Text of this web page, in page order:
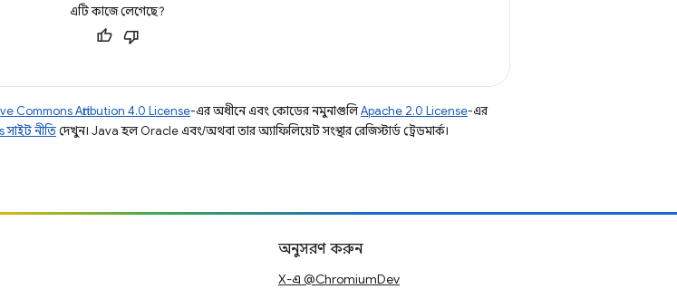
এটি কাজে লেগেছে?
Commons Attribution 4.0 License-এর অধীনে এবং কোডের নমুনাগুলিApache 2.0 License-এর
নীতিদেখুন। Java হল Oracle এবং/অথবা তার অ্যাফিলিয়েট সংস্থার রেজিস্টার্ড ট্রেডমার্ক।
অনুসরণ করুন
X-এ @ChromiumDev